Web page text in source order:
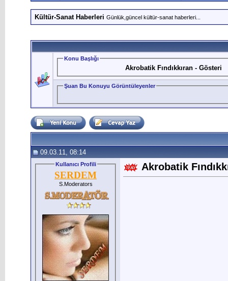
Kültür-Sanat Haberleri Günlük,güncel kültür-sanat haberleri...
Konu Başlığı
Akrobatik Fındıkkıran - Gösteri
Şuan Bu Konuyu Görüntüleyenler
09.03.11, 08:14
Kullanıcı Profili
SERDEM
S.Moderators
Akrobatik